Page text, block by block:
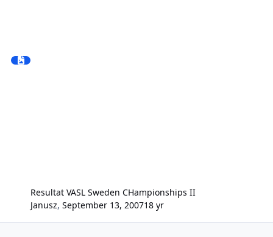
Resultat VASL Sweden CHampionships II
Janusz,September 13, 200718 yr